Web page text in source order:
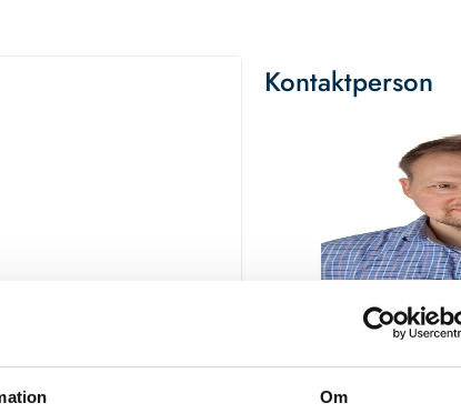
Om
Kontaktperson